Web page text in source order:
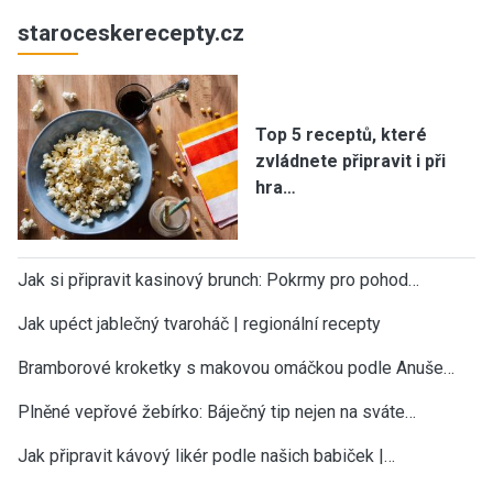
staroceskerecepty.cz
Top 5 receptů, které
zvládnete připravit i při
hra…
Jak si připravit kasinový brunch: Pokrmy pro pohod…
Jak upéct jablečný tvaroháč | regionální recepty
Bramborové kroketky s makovou omáčkou podle Anuše…
Plněné vepřové žebírko: Báječný tip nejen na sváte…
Jak připravit kávový likér podle našich babiček |…